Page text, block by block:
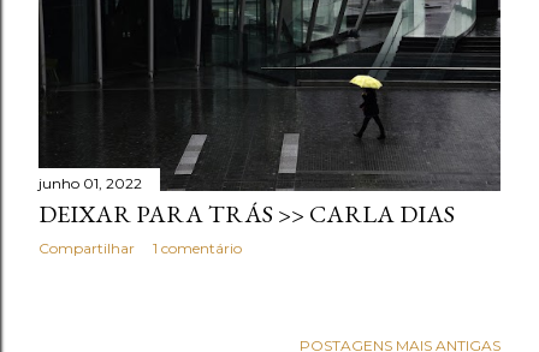
junho 01, 2022
DEIXAR PARA TRÁS >> CARLA DIAS
Compartilhar 1 comentário
POSTAGENS MAIS ANTIGAS